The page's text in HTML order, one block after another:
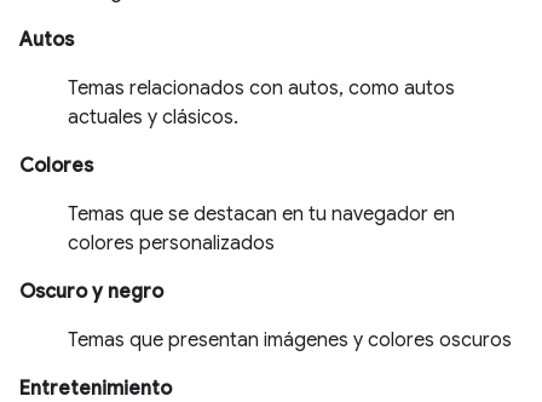
Autos
Temas relacionados con autos, como autos
actuales y clásicos.
Colores
Temas que se destacan en tu navegador en
colores personalizados
Oscuro y negro
Temas que presentan imágenes y colores oscuros
Entretenimiento